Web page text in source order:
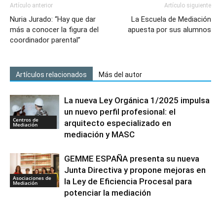
Artículo anterior
Nuria Jurado: “Hay que dar
más a conocer la figura del
coordinador parental”
Artículo siguiente
La Escuela de Mediación
apuesta por sus alumnos
Artículos relacionados Más del autor
Centros de
Mediación
La nueva Ley Orgánica 1/2025 impulsa
un nuevo perfil profesional: el
arquitecto especializado en
mediación y MASC
Asociaciones de
Mediación
GEMME ESPAÑA presenta su nueva
Junta Directiva y propone mejoras en
la Ley de Eficiencia Procesal para
potenciar la mediación